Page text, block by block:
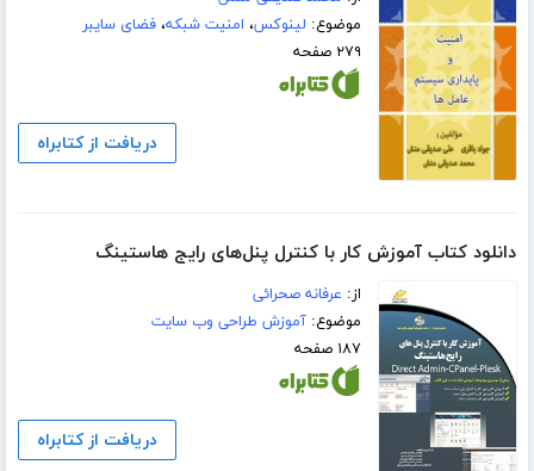
موضوع: لینوکس، امنیت شبکه،فضای سایبر
۲۷۹ صفحه
دریافت از کتابراه
دانلود کتاب آموزش کار با کنترل پنل‌های رایج هاستینگ
از: عرفانه صحرائی
موضوع:آموزش طراحی وب سایت
۱۸۷ صفحه
دریافت از کتابراه